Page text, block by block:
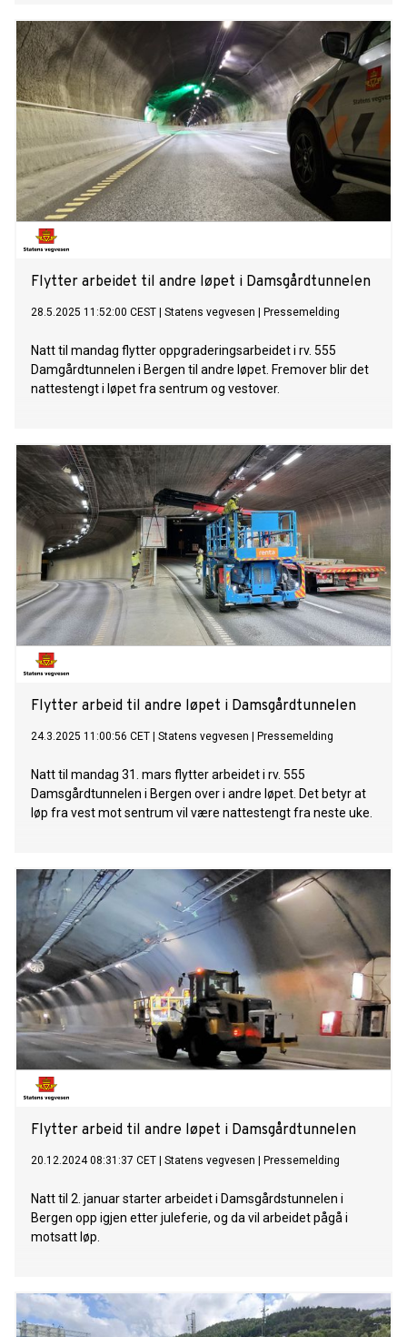
Flytter arbeidet til andre løpet i Damsgårdtunnelen
28.5.2025 11:52:00 CEST Statens vegvesen Pressemelding
Natt til mandag flytter oppgraderingsarbeidet i rv. 555
Damgårdtunnelen i Bergen til andre løpet. Fremover blir det
nattestengt i løpet fra sentrum og vestover.
Flytter arbeid til andre løpet i Damsgårdtunnelen
24.3.2025 11:00:56 CET Statens vegvesen Pressemelding
Natt til mandag 31. mars flytter arbeidet i rv. 555
Damsgårdtunnelen i Bergen over i andre løpet. Det betyr at
løp fra vest mot sentrum vil være nattestengt fra neste uke.
Flytter arbeid til andre løpet i Damsgårdtunnelen
20.12.2024 08:31:37 CET Statens vegvesen Pressemelding
Natt til 2. januar starter arbeidet i Damsgårdstunnelen i
Bergen opp igjen etter juleferie, og da vil arbeidet pågå i
motsatt løp.